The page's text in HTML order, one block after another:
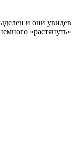
и они увидев
«растянуть»